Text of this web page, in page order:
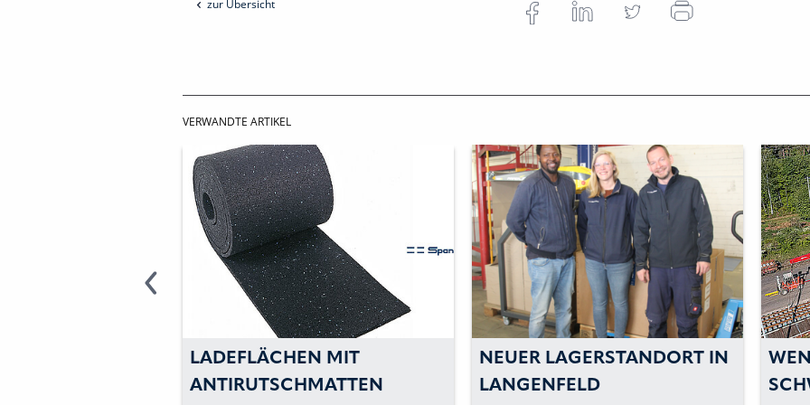
zur Übersicht
VERWANDTE ARTIKEL
NEUER LAGERSTANDORT IN
LANGENFELD
WENN DIE
SCHWERLASTRUNDSCHLINGE